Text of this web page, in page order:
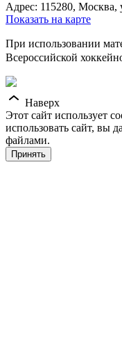
Адрес: 115280, Москва,
Показать на карте
При использовании
Всероссийской
Наверх
Этот сайт использует
использовать сайт, вы
файлами.
Принять